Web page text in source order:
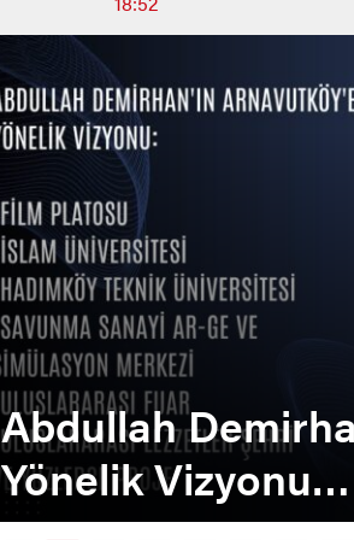
Abdullah
Yönelik Vizyonu…